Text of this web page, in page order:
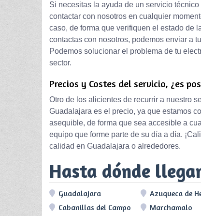
Si necesitas la ayuda de un servicio
contactar con nosotros en cualquier
caso, de forma que verifiquen el estado de
contactas con nosotros, podemos enviar a
Podemos solucionar el problema de tu
sector.
Precios y Costes del servicio, ¿es
Otro de los alicientes de recurrir a nuestro
Guadalajara es el precio, ya que estamos
asequible, de forma que sea accesible a
equipo que forme parte de su día a día.
calidad en Guadalajara o alrededores.
Hasta dónde
Guadalajara Azuqueca de
Cabanillas del Campo
Marchamalo